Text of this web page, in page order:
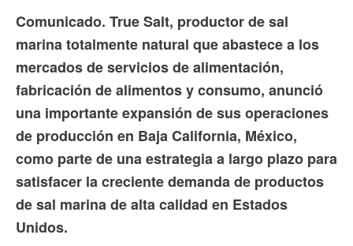
Comunicado. True Salt, productor de sal
marina totalmente natural que abastece a los
mercados de servicios de alimentación,
fabricación de alimentos y consumo, anunció
una importante expansión de sus operaciones
de producción en Baja California, México,
como parte de una estrategia a largo plazo para
satisfacer la creciente demanda de productos
de sal marina de alta calidad en Estados
Unidos.